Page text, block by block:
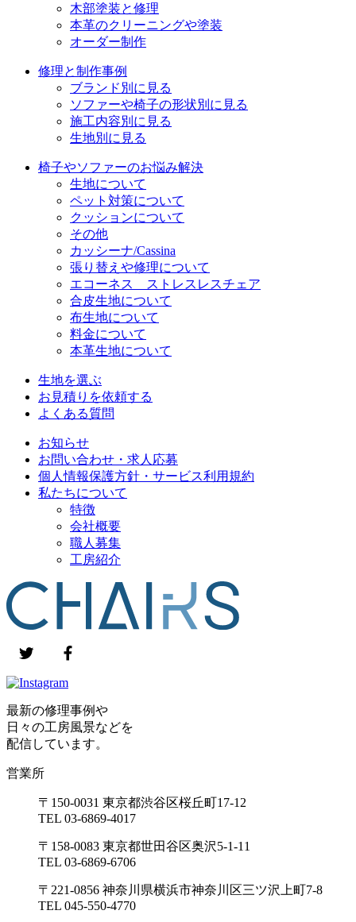
木部塗装と修理
本革のクリーニングや塗装
オーダー制作
修理と制作事例
ブランド別に見る
ソファーや椅子の形状別に見る
施工内容別に見る
生地別に見る
椅子やソファーのお悩み解決
生地について
ペット対策について
クッションについて
その他
カッシーナ/Cassina
張り替えや修理について
エコーネス ストレスレスチェア
合皮生地について
布生地について
料金について
本革生地について
生地を選ぶ
お見積りを依頼する
よくある質問
お知らせ
お問い合わせ・求人応募
個人情報保護方針・サービス利用規約
私たちについて
特徴
会社概要
職人募集
工房紹介
最新の修理事例や
日々の工房風景などを
配信しています。
営業所
〒150-0031 東京都渋谷区桜丘町17-12
TEL 03-6869-4017
〒158-0083 東京都世田谷区奥沢5-1-11
TEL 03-6869-6706
〒221-0856 神奈川県横浜市神奈川区三ツ沢上町7-8
TEL 045-550-4770